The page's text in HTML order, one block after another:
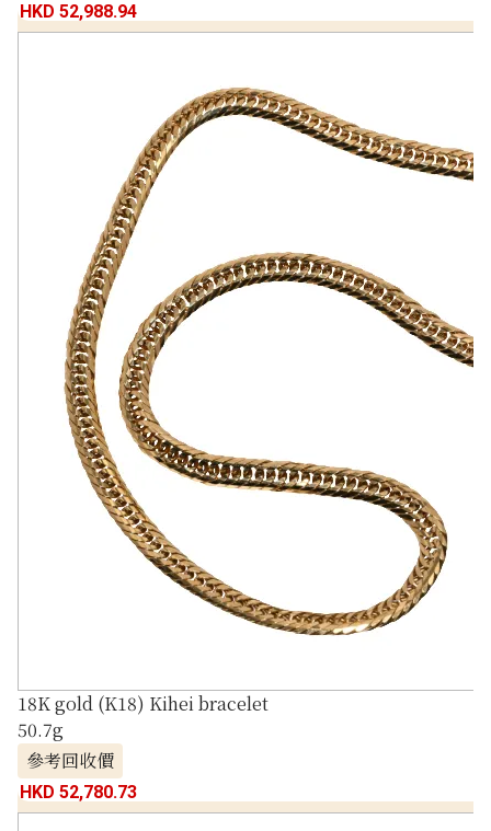
HKD 52,988.94
18K gold (K18) Kihei bracelet
50.7g
參考回收價
HKD 52,780.73